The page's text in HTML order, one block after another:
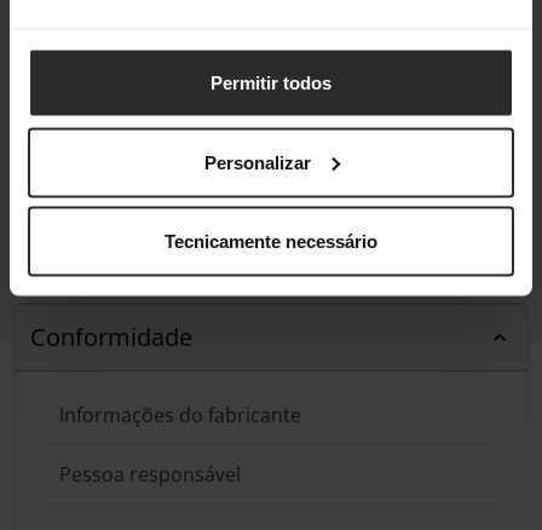
Permitir todos
Personalizar
Tecnicamente necessário
Group.
Conformidade
Informações do fabricante
Pessoa responsável